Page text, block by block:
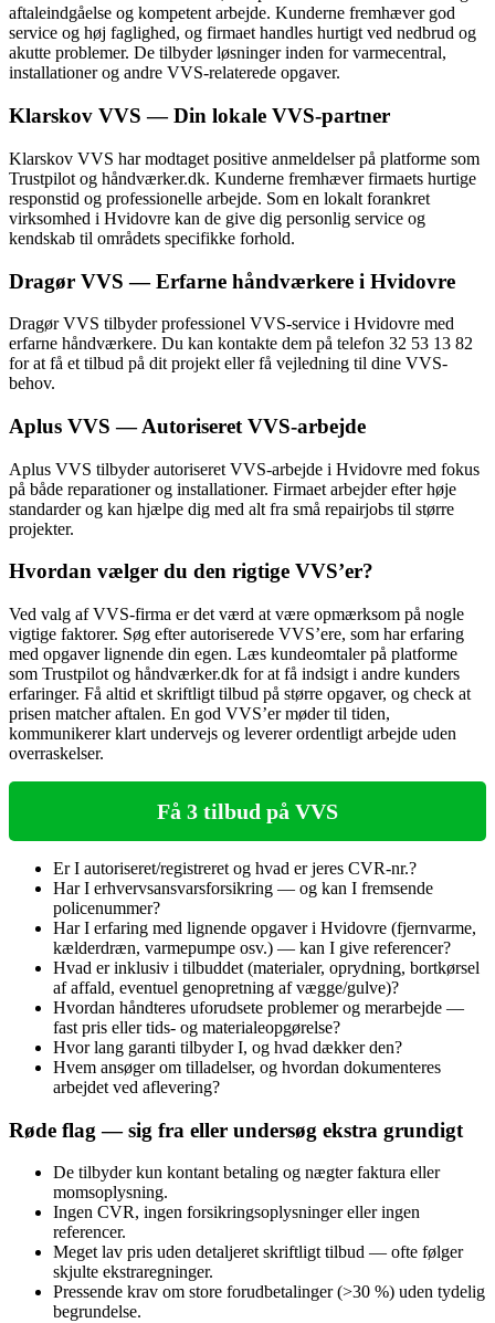
aftaleindgåelse og kompetent arbejde. Kunderne fremhæver god
service og høj faglighed, og firmaet handles hurtigt ved nedbrud og
akutte problemer. De tilbyder løsninger inden for varmecentral,
installationer og andre VVS-relaterede opgaver.
Klarskov VVS — Din lokale VVS-partner
Klarskov VVS har modtaget positive anmeldelser på platforme som
Trustpilot og håndværker.dk. Kunderne fremhæver firmaets hurtige
responstid og professionelle arbejde. Som en lokalt forankret
virksomhed i Hvidovre kan de give dig personlig service og
kendskab til områdets specifikke forhold.
Dragør VVS — Erfarne håndværkere i Hvidovre
Dragør VVS tilbyder professionel VVS-service i Hvidovre med
erfarne håndværkere. Du kan kontakte dem på telefon 32 53 13 82
for at få et tilbud på dit projekt eller få vejledning til dine VVS-
behov.
Aplus VVS — Autoriseret VVS-arbejde
Aplus VVS tilbyder autoriseret VVS-arbejde i Hvidovre med fokus
på både reparationer og installationer. Firmaet arbejder efter høje
standarder og kan hjælpe dig med alt fra små repairjobs til større
projekter.
Hvordan vælger du den rigtige VVS’er?
Ved valg af VVS-firma er det værd at være opmærksom på nogle
vigtige faktorer. Søg efter autoriserede VVS’ere, som har erfaring
med opgaver lignende din egen. Læs kundeomtaler på platforme
som Trustpilot og håndværker.dk for at få indsigt i andre kunders
erfaringer. Få altid et skriftligt tilbud på større opgaver, og check at
prisen matcher aftalen. En god VVS’er møder til tiden,
kommunikerer klart undervejs og leverer ordentligt arbejde uden
overraskelser.
Få 3 tilbud på VVS
Er I autoriseret/registreret og hvad er jeres CVR‑nr.?
Har I erhvervsansvarsforsikring — og kan I fremsende
policenummer?
Har I erfaring med lignende opgaver i Hvidovre (fjernvarme,
kælderdræn, varmepumpe osv.) — kan I give referencer?
Hvad er inklusiv i tilbuddet (materialer, oprydning, bortkørsel
af affald, eventuel genopretning af vægge/gulve)?
Hvordan håndteres uforudsete problemer og merarbejde —
fast pris eller tids- og materialeopgørelse?
Hvor lang garanti tilbyder I, og hvad dækker den?
Hvem ansøger om tilladelser, og hvordan dokumenteres
arbejdet ved aflevering?
Røde flag — sig fra eller undersøg ekstra grundigt
De tilbyder kun kontant betaling og nægter faktura eller
momsoplysning.
Ingen CVR, ingen forsikringsoplysninger eller ingen
referencer.
Meget lav pris uden detaljeret skriftligt tilbud — ofte følger
skjulte ekstraregninger.
Pressende krav om store forudbetalinger (>30 %) uden tydelig
begrundelse.